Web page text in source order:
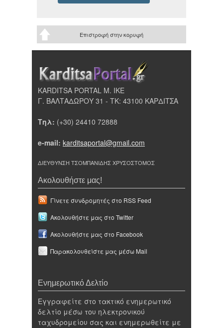
Επιστροφή στην κορυφή
KARDITSA PORTAL Μ. ΙΚΕ
Γ. ΒΑΛΤΑΔΩΡΟΥ 31 - ΤΚ: 43100 ΚΑΡΔΙΤΣΑ
Τηλ: (+30) 24410 72888
e-mail: karditsaportal@gmail.com
ΔΙΕΥΘΥΝΣΗ ΤΣΟΜΠΑΝΙΔΗΣ ΧΡΥΣΟΣΤΟΜΟΣ
Ακολουθήστε μας!
Γίνετε συνδρομητές στο RSS Feed
Ακολουθήστε μας στο Twitter
Ακολουθήστε μας στο Facebook
Παρακολουθείστε μας μέσω Mail
Ενημερωτικό Δελτίο
Εγγραφείτε στο τακτικό ενημερωτικό
δελτίο μέσω του ηλεκτρονικού
ταχυδρομείου σας και ενημερωθείτε με